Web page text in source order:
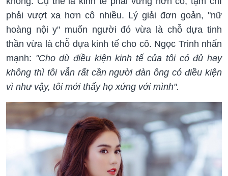
phải vượt xa hơn cô nhiều. Lý giải đơn goản, "nữ
hoàng nội y" muốn người đó vừa là chỗ dựa tinh
thần vừa là chỗ dựa kinh tế cho cô. Ngọc Trinh nhấn
mạnh: "Cho dù điều kiện kinh tế của tôi có đủ hay
không thì tôi vẫn rất cần người đàn ông có điều kiện
vì như vậy, tôi mới thấy họ xứng với mình".